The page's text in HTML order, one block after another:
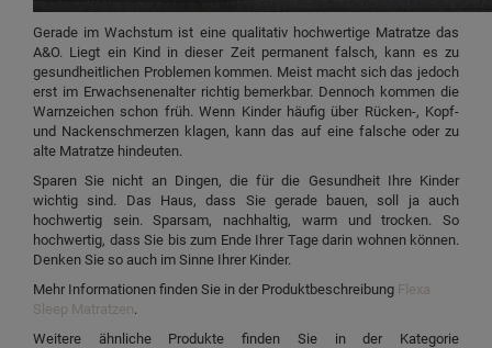
Gerade im Wachstum ist eine qualitativ hochwertige Matratze das
A&O. Liegt ein Kind in dieser Zeit permanent falsch, kann es zu
gesundheitlichen Problemen kommen. Meist macht sich das jedoch
erst im Erwachsenenalter richtig bemerkbar. Dennoch kommen die
Warnzeichen schon früh. Wenn Kinder häufig über Rücken-, Kopf-
und Nackenschmerzen klagen, kann das auf eine falsche oder zu
alte Matratze hindeuten.
Sparen Sie nicht an Dingen, die für die Gesundheit Ihre Kinder
wichtig sind. Das Haus, dass Sie gerade bauen, soll ja auch
hochwertig sein. Sparsam, nachhaltig, warm und trocken. So
hochwertig, dass Sie bis zum Ende Ihrer Tage darin wohnen können.
Denken Sie so auch im Sinne Ihrer Kinder.
Mehr Informationen finden Sie in der Produktbeschreibung Flexa
Sleep Matratzen.
Weitere ähnliche Produkte finden Sie in der Kategorie